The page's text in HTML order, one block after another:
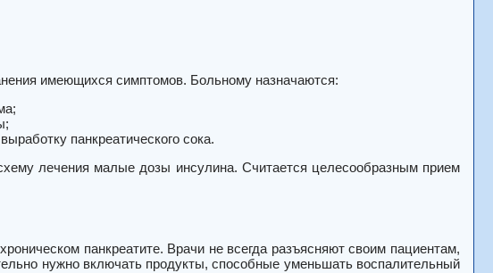
имеющихся симптомов. Больному назначаются:
панкреатического сока.
лечения малые дозы инсулина. Считается целесообразным прием
панкреатите. Врачи не всегда разъясняют своим пациентам,
нужно включать продукты, способные уменьшать воспалительный